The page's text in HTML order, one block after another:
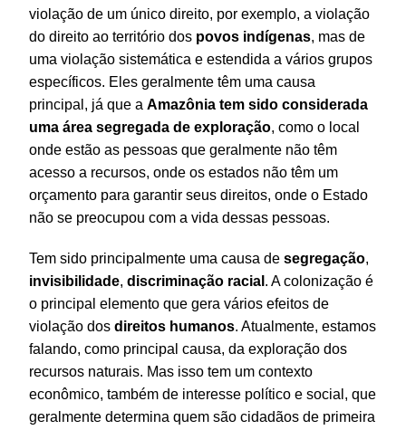
violação de um único direito, por exemplo, a violação
do direito ao território dos povos indígenas, mas de
uma violação sistemática e estendida a vários grupos
específicos. Eles geralmente têm uma causa
principal, já que aAmazônia tem sido considerada
uma área segregada de exploração, como o local
onde estão as pessoas que geralmente não têm
acesso a recursos, onde os estados não têm um
orçamento para garantir seus direitos, onde o Estado
não se preocupou com a vida dessas pessoas.
Tem sido principalmente uma causa desegregação,
invisibilidade,discriminação racial . A colonização é
o principal elemento que gera vários efeitos de
violação dosdireitos humanos. Atualmente, estamos
falando, como principal causa, da exploração dos
recursos naturais. Mas isso tem um contexto
econômico, também de interesse político e social, que
geralmente determina quem são cidadãos de primeira